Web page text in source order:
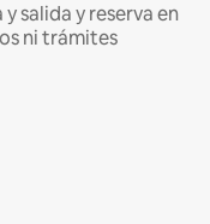
salida y reserva en
ni trámites